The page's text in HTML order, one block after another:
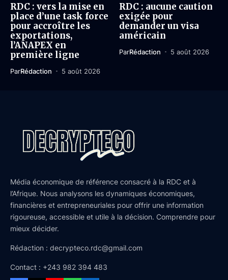
RDC : vers la mise en
place d’une task force
pour accroître les
exportations,
l’ANAPEX en
première ligne
ParRédaction 5 août 2026
RDC : aucune caution
exigée pour
demander un visa
américain
ParRédaction 5 août 2026
Média économique de référence consacré à la RDC et à
l’Afrique. Nous analysons les dynamiques économiques,
financières et entrepreneuriales pour offrir une information
rigoureuse, accessible et utile à la décision. Comprendre pour
mieux décider.
Rédaction : decrypteco.rdc@gmail.com
Contact : +243 982 394 483